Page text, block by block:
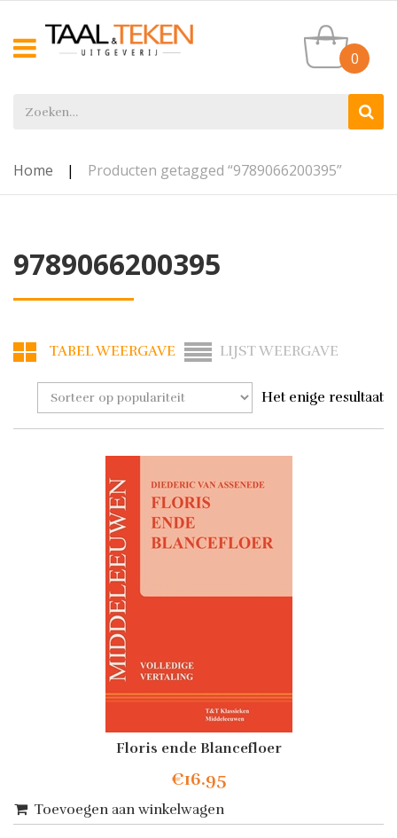
0
Home | Producten getagged “9789066200395”
9789066200395
TABEL WEERGAVE LIJST WEERGAVE
Het enige resultaat
Floris ende Blancefloer
€16.95
Toevoegen aan winkelwagen